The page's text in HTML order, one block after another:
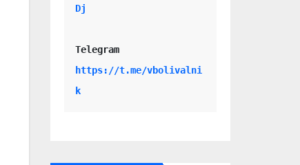
Dj
Telegram
https://t.me/vbolivalni
k